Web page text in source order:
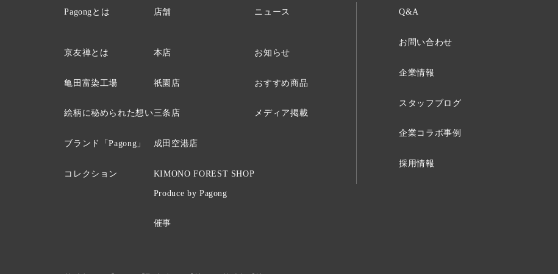
Pagongとは
京友禅とは
亀田富染工場
絵柄に秘められた想い
ブランド「Pagong」
コレクション
店舗
本店
祇園店
三条店
成田空港店
KIMONO FOREST SHOP
Produce by Pagong
催事
ニュース
お知らせ
おすすめ商品
メディア掲載
Q&A
お問い合わせ
企業情報
スタッフブログ
企業コラボ事例
採用情報